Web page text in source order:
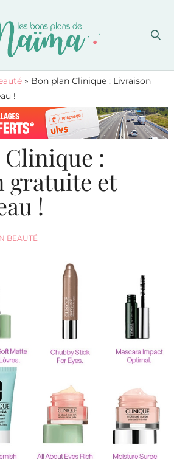
» Bon plan Clinique : Livraison
!
:
gratuite et
!
BEAUTÉ